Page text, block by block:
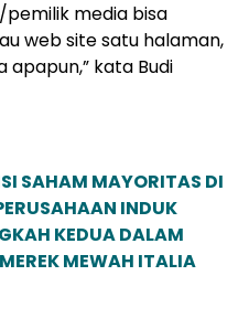
media bisa
web site satu halaman,
kata Budi
SAHAM MAYORITAS DI
INDUK
KEDUA DALAM
MEWAH ITALIA